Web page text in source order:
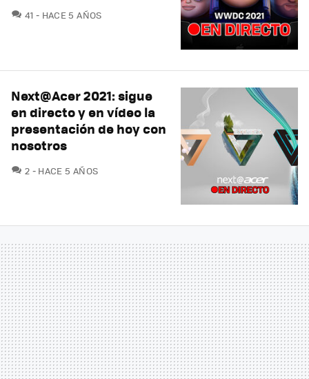
41 COMENTARIOS
HACE 5 AÑOS
Next@Acer 2021: sigue
en directo y en vídeo la
presentación de hoy con
nosotros
2 COMENTARIOS
HACE 5 AÑOS